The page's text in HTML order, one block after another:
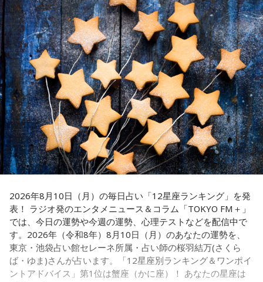
パートナーの奥迫協子、パーソナリティの江原啓之
●江原啓之 今夜の格言
「お掃除は、心も清め、パワーも増します」
＜番組概要＞
番組名：Dr.Recella presents 江原啓之 おと語り
放送日時：TOKYO FM／FM 大阪 毎週日曜 22:00～22:25、エ
フエム山陰 毎週土曜 12:30～12:55
出演者：江原啓之、奥迫協子
■『カリスマ』作品概要
原作：Dazed CO.,LTD.
松原 秀
音楽製作：EVIL LINE RECORDS
キャラクターデザイン：えびも
アートディレクション：BALCOLONY.
『カリスマ』は、音楽原作キャラクターラッププロジェクト
『ヒプノシスマイク –Division Rap Battle-』の開発、運営を
手掛けるEVIL LINE RECORDSと株式会社Dazedが手掛ける二
【イントロダクション】
ここはカリスマハウス。今日もカリスマな彼らは己の中のカ
リスマ性を日々見つめている。
が、彼らはまだ『真のカリスマ』には辿り着けていないと言
優”が出演。毎回2名程度の組み合わせによる輪番制で、作品
の世界観やキャラクターの魅力を活かした投稿コーナー、楽
曲企画などを展開し、『カリスマ』ならではのラジオをお届
けします。
■『めちゃめちゃカリスマなラジオ』番組公式チャンネルが
QloveRにオープン
ラジオ番組の放送開始に伴い、文化放送のオリジナル配信プ
ラットフォーム「QloveR（クローバー）」にて『めちゃめち
ゃカリスマなラジオ』の番組公式チャンネルがオープンする
ことも決定。番組公式チャンネルでは、地上波放送のアーカ
イブ配信に加え、ここでしか聴くことのできないアフタート
ークや、不定期で実施する会員限定生配信など、番組をより
楽しめる限定コンテンツを順次配信します。
さらに、9月30日（水)までにご入会いただいた方には、早期
入会特典として、文化放送の入館証をモチーフにしたオリジ
ナルステッカーをプレゼント。七人それぞれのキャラクター
2026年8月10日（月）の毎日占い「12星座ランキング」を発
表！ ラジオ発のエンタメニュース＆コラム「TOKYO FM＋」
では、今日の運勢や今週の運勢、心理テストなどを配信中で
す。2026年（令和8年）8月10日（月）のあなたの運勢を、
東京・池袋占い館セレーネ所属・占い師の桜羽結万(さくら
ば・ゆま)さんが占います。「12星座別ランキング＆ワンポイ
ントアドバイス」第1位は蟹座（かに座）！ あなたの星座は